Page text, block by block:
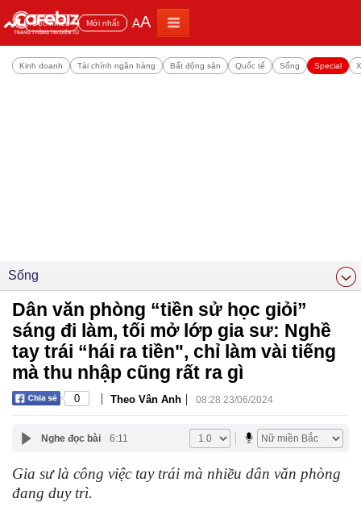
Đọc nhiều Mới nhất AA
Kinh doanh Tài chính ngân hàng Bất động sản Quốc tế Sống Special
Sống
Dân văn phòng “tiền sử học giỏi”
sáng đi làm, tối mở lớp gia sư: Nghề
tay trái “hái ra tiền", chỉ làm vài tiếng
mà thu nhập cũng rất ra gì
0 | Theo Vân Anh | 08:28 23/06/2024
Nghe đọc bài 6:11
Gia sư là công việc tay trái mà nhiều dân văn phòng
đang duy trì.